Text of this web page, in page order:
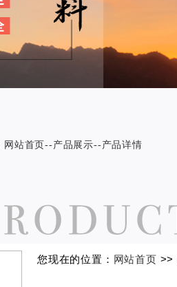
网站首页--产品展示--产品详情
您现在的位置： 网站首页 >>